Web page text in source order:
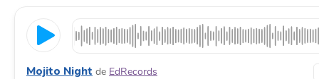
Mojito Night de EdRecords